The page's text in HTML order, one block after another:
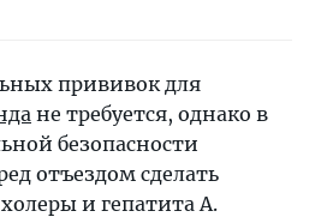
прививок для
не требуется, однако в
безопасности
отъездом сделать
и гепатита А.